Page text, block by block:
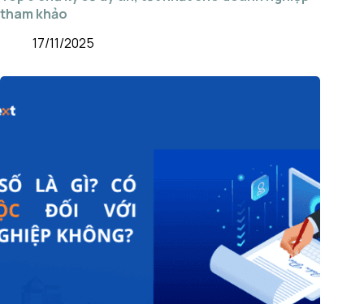
tham khảo
17/11/2025